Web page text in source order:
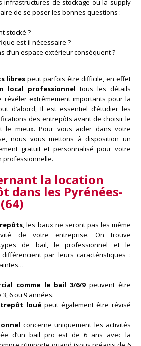
infrastructures de stockage ou la supply
de se poser les bonnes questions :
stocké ?
est-il nécessaire ?
d’un espace extérieur conséquent ?
libres peut parfois être difficile, en effet
local professionnel tous les détails
révéler extrêmement importants pour la
d’abord, Il est essentiel d’étudier les
des entrepôts avant de choisir le
le mieux. Pour vous aider dans votre
nous vous mettons à disposition un
gratuit et personnalisé pour votre
professionnelle.
la location
dans les Pyrénées-
, les baux ne seront pas les même
de votre entreprise. On trouve
types de bail, le professionnel et le
différencient par leurs caractéristiques :
comme le bail 3/6/9peuvent être
6 ou 9 années.
loué peut également être révisé
concerne uniquement les activités
d’un bail pro est de 6 ans avec la